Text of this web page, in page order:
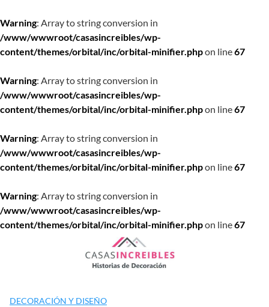
Warning: Array to string conversion in
/www/wwwroot/casasincreibles/wp-
content/themes/orbital/inc/orbital-minifier.phpon line67
Warning: Array to string conversion in
/www/wwwroot/casasincreibles/wp-
content/themes/orbital/inc/orbital-minifier.phpon line67
Warning: Array to string conversion in
/www/wwwroot/casasincreibles/wp-
content/themes/orbital/inc/orbital-minifier.phpon line67
Warning: Array to string conversion in
/www/wwwroot/casasincreibles/wp-
content/themes/orbital/inc/orbital-minifier.phpon line67
DECORACIÓN Y DISEÑO